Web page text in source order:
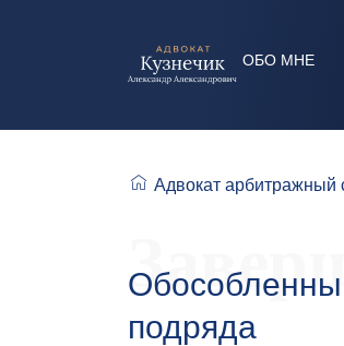
ОБО МНЕ
Адвокат арбитражный
подряда